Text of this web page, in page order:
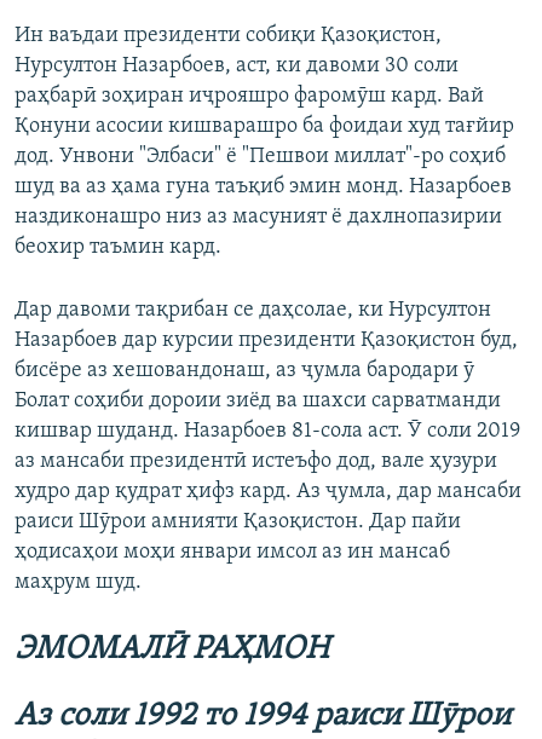
Ин ваъдаи президенти собиқи Қазоқистон,
Нурсултон Назарбоев, аст, ки давоми 30 соли
раҳбарӣ зоҳиран иҷрояшро фаромӯш кард. Вай
Қонуни асосии кишварашро ба фоидаи худ тағйир
дод. Унвони "Элбаси" ё "Пешвои миллат"-ро соҳиб
шуд ва аз ҳама гуна таъқиб эмин монд. Назарбоев
наздиконашро низ аз масуният ё дахлнопазирии
беохир таъмин кард.
Дар давоми тақрибан се даҳсолае, ки Нурсултон
Назарбоев дар курсии президенти Қазоқистон буд,
бисёре аз хешовандонаш, аз ҷумла бародари ӯ
Болат соҳиби дороии зиёд ва шахси сарватманди
кишвар шуданд. Назарбоев 81-сола аст. Ӯ соли 2019
аз мансаби президентӣ истеъфо дод, вале ҳузури
худро дар қудрат ҳифз кард. Аз ҷумла, дар мансаби
раиси Шӯрои амнияти Қазоқистон. Дар пайи
ҳодисаҳои моҳи январи имсол аз ин мансаб
маҳрум шуд.
ЭМОМАЛӢ РАҲМОН
Аз соли 1992 то 1994 раиси Шӯрои